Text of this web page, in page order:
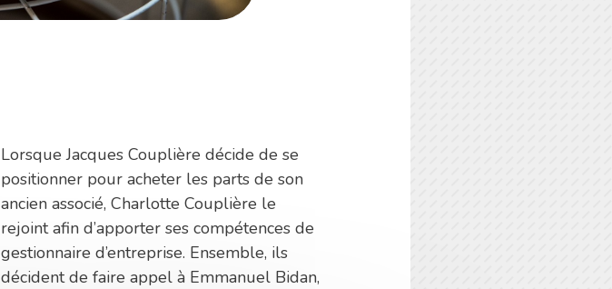
Lorsque Jacques Couplière décide de se
positionner pour acheter les parts de son
ancien associé, Charlotte Couplière le
rejoint afin d’apporter ses compétences de
gestionnaire d’entreprise. Ensemble, ils
décident de faire appel à Emmanuel Bidan,